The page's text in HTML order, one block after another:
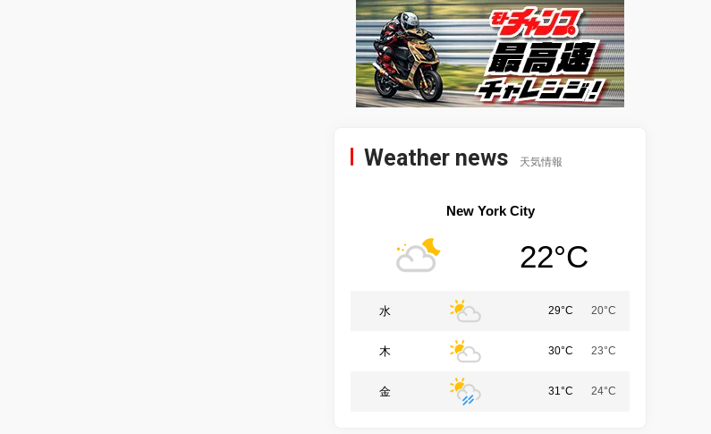
Weather news 天気情報
New York City
22°C
水 29°C 20°C
木 30°C 23°C
金 31°C 24°C